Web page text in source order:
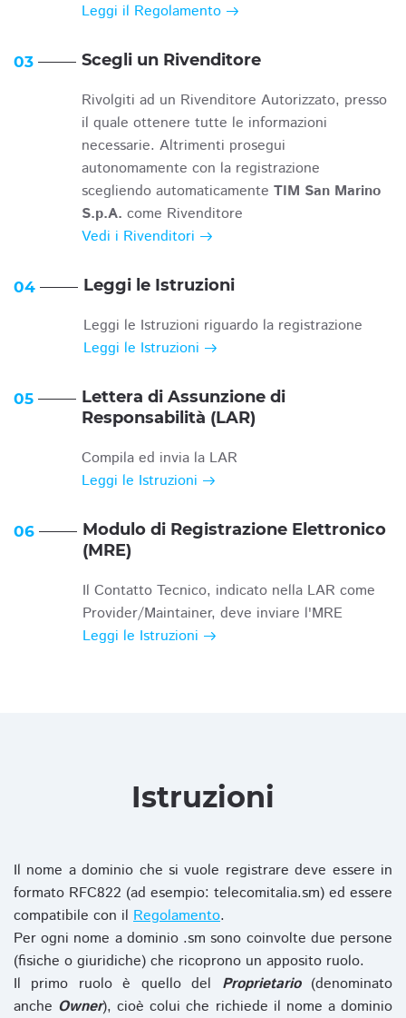
Leggi il Regolamento
03 Scegli un Rivenditore
Rivolgiti ad un Rivenditore Autorizzato, presso
il quale ottenere tutte le informazioni
necessarie. Altrimenti prosegui
autonomamente con la registrazione
scegliendo automaticamente TIM San Marino
S.p.A. come Rivenditore
Vedi i Rivenditori
04 Leggi le Istruzioni
Leggi le Istruzioni riguardo la registrazione
Leggi le Istruzioni
05
Lettera di Assunzione di
Responsabilità (LAR)
Compila ed invia la LAR
Leggi le Istruzioni
06
Modulo di Registrazione Elettronico
(MRE)
Il Contatto Tecnico, indicato nella LAR come
Provider/Maintainer, deve inviare l'MRE
Leggi le Istruzioni
Istruzioni
Il nome a dominio che si vuole registrare deve essere in
formato RFC822 (ad esempio: telecomitalia.sm) ed essere
compatibile con il Regolamento.
Per ogni nome a dominio .sm sono coinvolte due persone
(fisiche o giuridiche) che ricoprono un apposito ruolo.
Il primo ruolo è quello del Proprietario(denominato
anche Owner), cioè colui che richiede il nome a dominio